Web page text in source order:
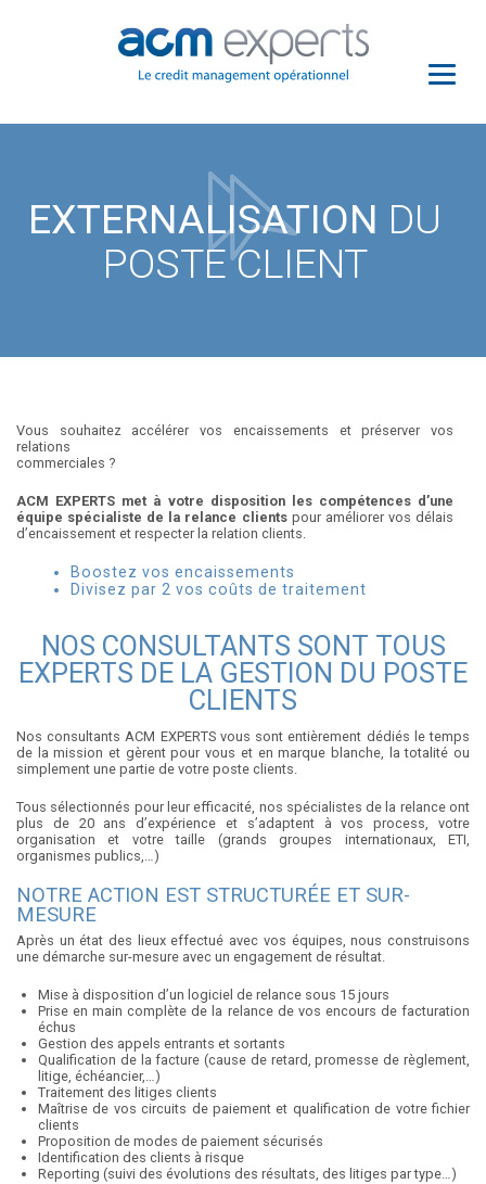
EXTERNALISATION DU
POSTE CLIENT
Vous souhaitez accélérer vos encaissements et préserver vos
relations
commerciales ?
ACM EXPERTS met à votre disposition les compétences d’une
équipe spécialiste de la relance clientspour améliorer vos délais
d’encaissement et respecter la relation clients.
Boostez vos encaissements
Divisez par 2 vos coûts de traitement
NOS CONSULTANTS SONT TOUS
EXPERTS DE LA GESTION DU POSTE
CLIENTS
Nos consultants ACM EXPERTS vous sont entièrement dédiés le temps
de la mission et gèrent pour vous et en marque blanche, la totalité ou
simplement une partie de votre poste clients.
Tous sélectionnés pour leur efficacité, nos spécialistes de la relance ont
plus de 20 ans d’expérience et s’adaptent à vos process, votre
organisation et votre taille (grands groupes internationaux, ETI,
organismes publics,…)
NOTRE ACTION EST STRUCTURÉE ET SUR-
MESURE
Après un état des lieux effectué avec vos équipes, nous construisons
une démarche sur-mesure avec un engagement de résultat.
Mise à disposition d’un logiciel de relance sous 15 jours
Prise en main complète de la relance de vos encours de facturation
échus
Gestion des appels entrants et sortants
Qualification de la facture (cause de retard, promesse de règlement,
litige, échéancier,…)
Traitement des litiges clients
Maîtrise de vos circuits de paiement et qualification de votre fichier
clients
Proposition de modes de paiement sécurisés
Identification des clients à risque
Reporting (suivi des évolutions des résultats, des litiges par type…)